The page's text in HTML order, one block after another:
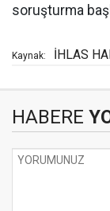
soruşturma
Kaynak: İHLAS
HABERE